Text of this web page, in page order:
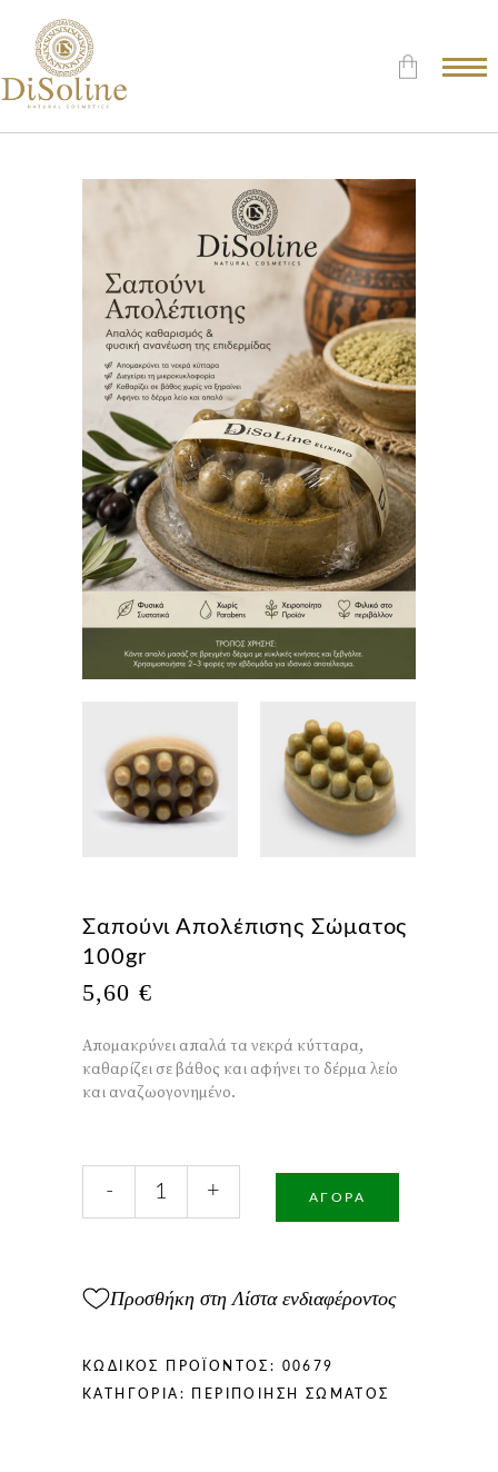
Καλάθι.
Σαπούνι Απολέπισης Σώματος
100gr
5,60 €
Απομακρύνει απαλά τα νεκρά κύτταρα,
καθαρίζει σε βάθος και αφήνει το δέρμα λείο
και αναζωογονημένο.
Απολέπισης
Σώματος
- + ΑΓΟΡΆ
Προσθήκη στη Λίστα ενδιαφέροντος
ΚΩΔΙΚΌΣ ΠΡΟΪΌΝΤΟΣ: 00679
ΚΑΤΗΓΟΡΊΑ: ΠΕΡΙΠΟΊΗΣΗ ΣΏΜΑΤΟΣ